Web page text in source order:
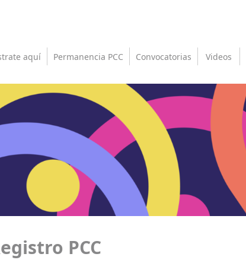
aquí Permanencia PCC Convocatorias Videos
PCC